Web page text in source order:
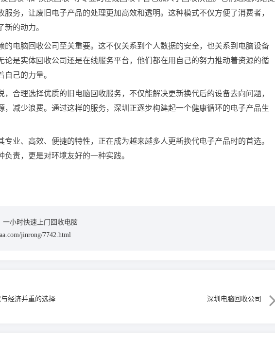
服务，让废旧电子产品的处理更加高效和透明。这种模式不仅方便了消费者，
的动力。
的电脑回收公司至关重要。这不仅关系到个人数据的安全，也关系到电脑设备
论是实体回收公司还是在线服务平台，他们都在用自己的努力推动着资源的循
己的力量。
，合理选择优质的旧电脑回收服务，不仅能解决更新换代后的设备去向问题，
，减少浪费。通过这样的服务，深圳正逐步构建起一个健康循环的电子产品生
专业、高效、便捷的特性，正在成为越来越多人更新换代电子产品时的首选。
责，更是对环境友好的一种实践。
一小时快速上门回收电脑
jinrong/7742.html
经济并重的选择 深圳电脑回收公司